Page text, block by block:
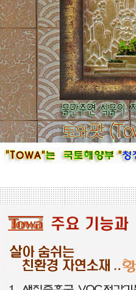
들을 보시고 찾으시는 가격과 디자인
을 메모하시고 고객센타로 전화상담
하시기 바랍니다.
전문 상담원이 제대로 된 친환경 인테
리어자재로 값싼 인테리어가 되는 노
하우를 제시해 드립니다.
황토타일의 제습기능으로 끈적한 여
름은 시원하게.. 겨울은 가습기능과 원
적외선 방사로 따뜻하게..
도자 부조로 조각된 최고의 작품을 인
테리어 마감자재로 활용하여 집안품
격을 업그레이드해 보세요.